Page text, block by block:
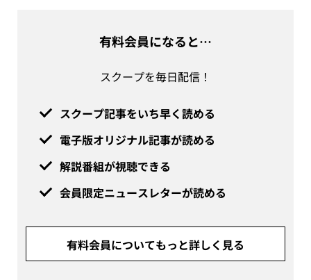
有料会員になると…
スクープを毎日配信！
スクープ記事をいち早く読める
電子版オリジナル記事が読める
解説番組が視聴できる
会員限定ニュースレターが読める
有料会員についてもっと詳しく見る